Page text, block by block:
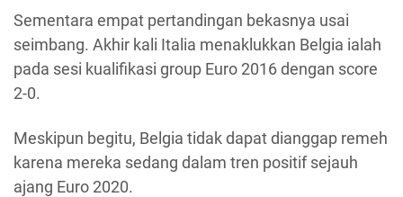
Sementara empat pertandingan bekasnya usai
seimbang. Akhir kali Italia menaklukkan Belgia ialah
pada sesi kualifikasi group Euro 2016 dengan score
2-0.
Meskipun begitu, Belgia tidak dapat dianggap remeh
karena mereka sedang dalam tren positif sejauh
ajang Euro 2020.